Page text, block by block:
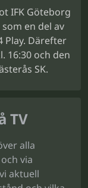
IFK Göteborg
en del av
Play. Därefter
16:30 och den
SK.
TV
alla
via
aktuell